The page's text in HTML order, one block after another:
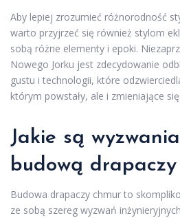
Aby lepiej zrozumieć różnorodność
warto przyjrzeć się również stylom
sobą różne elementy i epoki.
Nowego Jorku jest zdecydowanie
gustu i technologii, które
którym powstały, ale i zmieniające
Jakie są
budową drapaczy
Budowa drapaczy chmur to
ze sobą szereg wyzwań